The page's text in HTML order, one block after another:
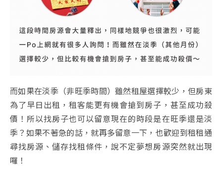
而如果在淡季（非旺季時間）雖然租屋選擇較少，但房東
為了早日出租，租客能更有機會搶到房子，甚至成功殺
價！所以找房子也可以留意現在的時段是在旺季還是淡
季？如果不著急的話，就再多留意一下，也歡迎到租租通
尋找房源、儲存找租條件，說不定夢想房源突然就出現
囉！